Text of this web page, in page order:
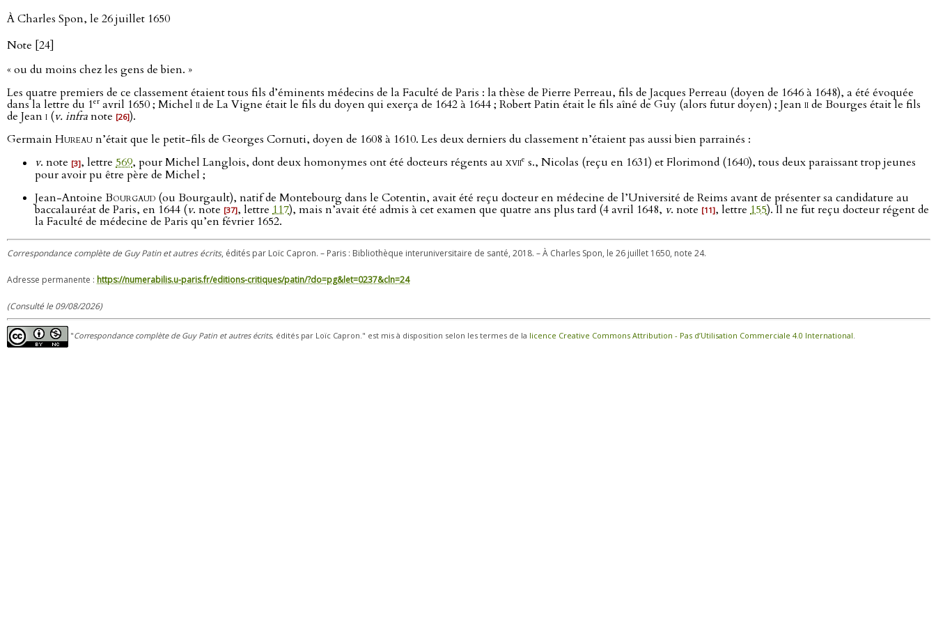
À Charles Spon, le 26 juillet 1650
Note [24]
« ou du moins chez les gens de bien. »
Les quatre premiers de ce classement étaient tous fils d’éminents médecins de la Faculté de Paris : la thèse de Pierre Perreau, fils de Jacques Perreau (doyen de 1646 à 1648), a été évoquée
dans la lettre du 1er avril 1650 ; Michel iide La Vigne était le fils du doyen qui exerça de 1642 à 1644 ; Robert Patin était le fils aîné de Guy (alors futur doyen) ; Jeaniide Bourges était le fils
de Jeani (v. infranote [26]).
GermainHureaun’était que le petit-fils de Georges Cornuti, doyen de 1608 à 1610. Les deux derniers du classement n’étaient pas aussi bien parrainés :
v. note [3], lettre 569, pour Michel Langlois, dont deux homonymes ont été docteurs régents au xviie s., Nicolas (reçu en 1631) et Florimond (1640), tous deux paraissant trop jeunes
pour avoir pu être père de Michel ;
Jean-Antoine Bourgaud (ou Bourgault), natif de Montebourg dans le Cotentin, avait été reçu docteur en médecine de l’Université de Reims avant de présenter sa candidature au
baccalauréat de Paris, en 1644 (v. note [37], lettre 117), mais n’avait été admis à cet examen que quatre ans plus tard (4 avril 1648, v. note [11], lettre 155). Il ne fut reçu docteur régent de
la Faculté de médecine de Paris qu’en février 1652.
Correspondance complète de Guy Patin et autres écrits, édités par Loïc Capron. – Paris : Bibliothèque interuniversitaire de santé, 2018. – À Charles Spon, le 26 juillet 1650, note 24.
Adresse permanente : https://numerabilis.u-paris.fr/editions-critiques/patin/?do=pg&let=0237&cln=24
(Consulté le 09/08/2026)
"Correspondance complète de Guy Patin et autres écrits, édités par Loïc Capron." est mis à disposition selon les termes de la licence Creative Commons Attribution - Pas d’Utilisation Commerciale 4.0 International.